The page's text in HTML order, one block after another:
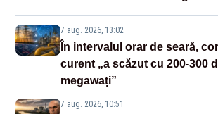
7 aug. 2026, 13:02
În intervalul orar de seară,
curent „a scăzut cu 200-300
megawați”
7 aug. 2026, 10:51